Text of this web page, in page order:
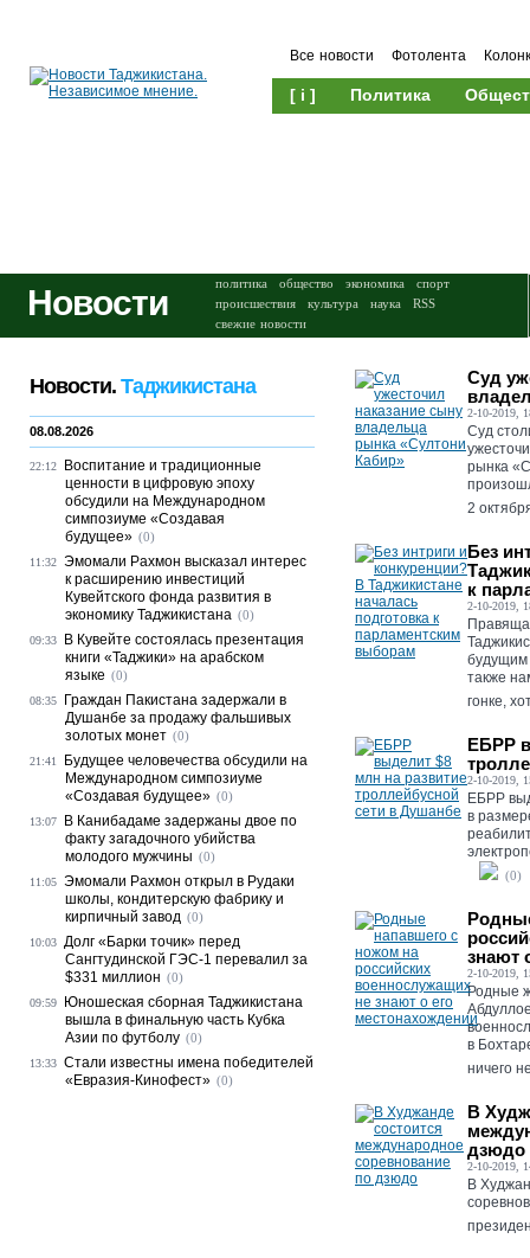
Все новости Фотолента
[ i ] Политика
Новости политика общество экономика
спорт
происшествия
культура наука
RSS
свежие новости
Суд
2-10-2019,
Суд
рынка
2
Без
к
2-10-2019,
будущим
также
гонке,
ЕБРР
2-10-2019,
ЕБРР
в
(0)
знают
2-10-2019,
Родные
в
ничего
В
дзюдо
2-10-2019,
В
Новости. Таджикистана
08.08.2026
22:12
Воспитание и традиционные
ценности в цифровую эпоху
обсудили на Международном
симпозиуме «Создавая
будущее» (0)
11:32 Эмомали Рахмон высказал интерес
к расширению инвестиций
Кувейтского фонда развития в
экономику Таджикистана (0)
09:33
В Кувейте состоялась презентация
книги «Таджики» на арабском
языке (0)
08:35
Граждан Пакистана задержали в
Душанбе за продажу фальшивых
золотых монет (0)
21:41
Будущее человечества обсудили на
Международном симпозиуме
«Создавая будущее» (0)
13:07
В Канибадаме задержаны двое по
факту загадочного убийства
молодого мужчины (0)
11:05 Эмомали Рахмон открыл в Рудаки
школы, кондитерскую фабрику и
кирпичный завод (0)
10:03 Долг «Барки точик» перед
Сангтудинской ГЭС-1 перевалил за
$331 миллион (0)
09:59
Юношеская сборная Таджикистана
вышла в финальную часть Кубка
Азии по футболу (0)
13:33 Стали известны имена победителей
«Евразия-Кинофест» (0)